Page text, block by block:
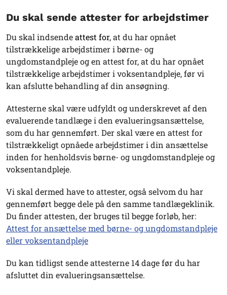
Du skal sende attester for arbejdstimer
Du skal indsendeattest for, at du har opnået
tilstrækkelige arbejdstimer i børne- og
ungdomstandpleje og en attest for, at du har opnået
tilstrækkelige arbejdstimer i voksentandpleje, før vi
kan afslutte behandling af din ansøgning.
Attesterne skal være udfyldt og underskrevet af den
evaluerende tandlæge i den evalueringsansættelse,
som du har gennemført. Der skal være en attest for
tilstrækkeligt opnåede arbejdstimer i din ansættelse
inden for henholdsvis børne- og ungdomstandpleje og
voksentandpleje.
Vi skal dermed have to attester, også selvom du har
gennemført begge dele på den samme tandlægeklinik.
Du finder attesten, der bruges til begge forløb, her:
Attest for ansættelse med børne- og ungdomstandpleje
eller voksentandpleje
Du kan tidligst sende attesterne 14 dage før du har
afsluttet din evalueringsansættelse.